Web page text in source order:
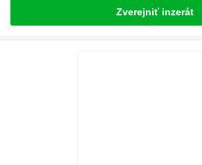
Zverejniť inzerát